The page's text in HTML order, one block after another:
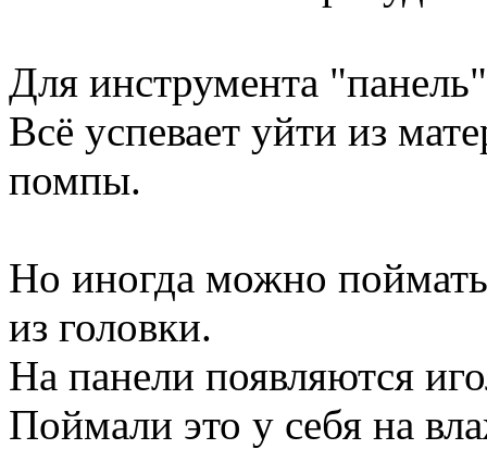
Для инструмента
Всё успевает уйти из
помпы.
Но иногда можно
из головки.
На панели появляются
Поймали это у себя на